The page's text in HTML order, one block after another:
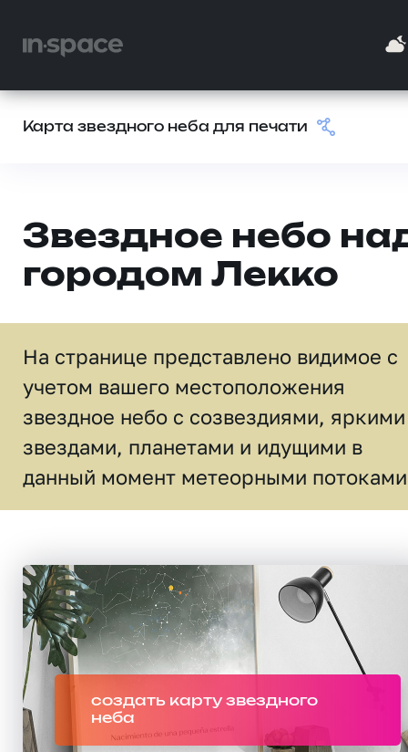
Карта звездного неба для печати
Звездное небо
городом Лекко
На странице представлено видимое c
учетом вашего местоположения
звездное небо c созвездиями, яркими
звездами, планетами и идущими в
данный момент метеорными
создать карту звездного
неба